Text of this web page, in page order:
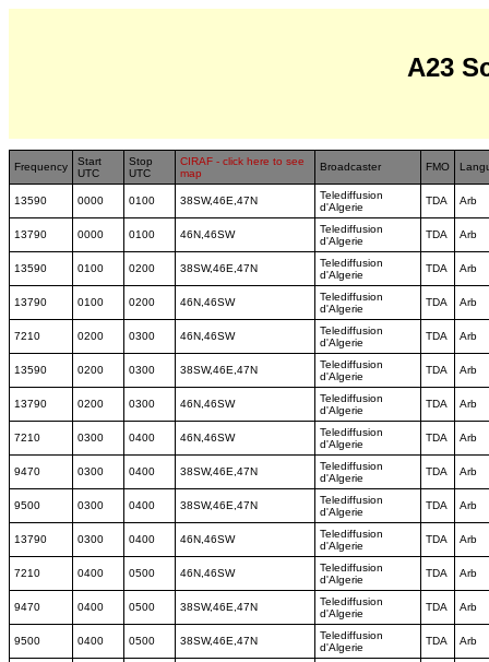
A23
Frequency
Start
UTC
Stop
UTC
CIRAF - click here to see
map
Broadcaster FMO
13590 0000 0100 38SW,46E,47N
Telediffusion
d'Algerie
TDA Arb
13790 0000 0100 46N,46SW
Telediffusion
d'Algerie
TDA Arb
13590 0100 0200 38SW,46E,47N
Telediffusion
d'Algerie
TDA Arb
13790 0100 0200 46N,46SW
Telediffusion
d'Algerie
TDA Arb
7210 0200 0300 46N,46SW
Telediffusion
d'Algerie
TDA Arb
13590 0200 0300 38SW,46E,47N
Telediffusion
d'Algerie
TDA Arb
13790 0200 0300 46N,46SW
Telediffusion
d'Algerie
TDA Arb
7210 0300 0400 46N,46SW
Telediffusion
d'Algerie
TDA Arb
9470 0300 0400 38SW,46E,47N
Telediffusion
d'Algerie
TDA Arb
9500 0300 0400 38SW,46E,47N
Telediffusion
d'Algerie
TDA Arb
13790 0300 0400 46N,46SW
Telediffusion
d'Algerie
TDA Arb
7210 0400 0500 46N,46SW
Telediffusion
d'Algerie
TDA Arb
9470 0400 0500 38SW,46E,47N
Telediffusion
d'Algerie
TDA Arb
9500 0400 0500 38SW,46E,47N
Telediffusion
d'Algerie
TDA Arb